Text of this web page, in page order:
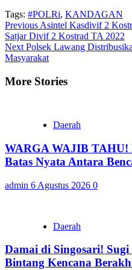
Tags: #POLRi, KANDAGAN
Continue
Reading
Previous Asintel Kasdivif 2
Satjar Divif 2 Kostrad TA 2022
Next Polsek Lawang
Masyarakat
More Stories
Daerah
WARGA WAJIB TAHU!
Batas Nyata Antara
admin 6 Agustus 2026 0
Daerah
Damai di Singosari!
Bintang Kencana